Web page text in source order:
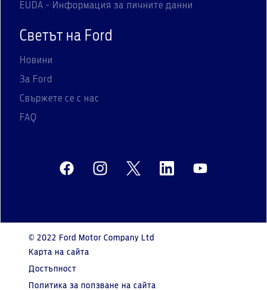
EUDA - Информация за личните данни
Светът на Ford
Новини
За Ford
Свържете се с нас
FAQ
© 2022 Ford Motor Company Ltd
Карта на сайта
Достъпност
Политика за ползване на сайта